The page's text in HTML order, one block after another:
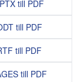
till PDF
till PDF
till PDF
till PDF